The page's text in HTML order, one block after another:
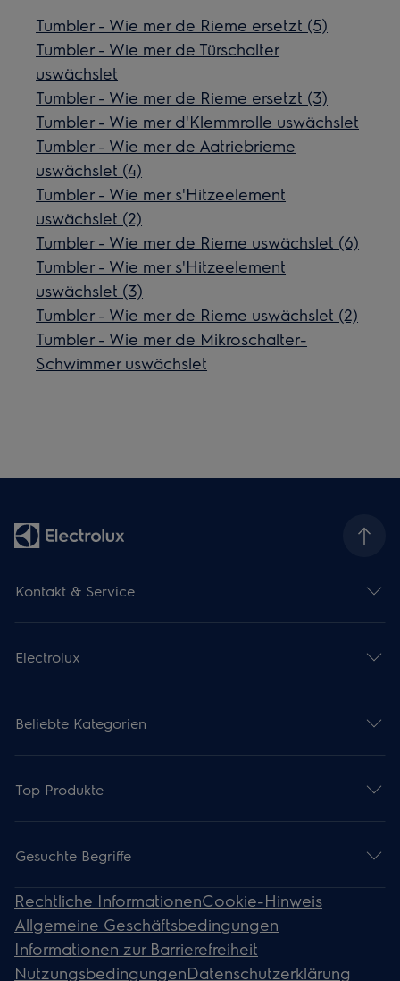
Tumbler - Wie mer de Rieme ersetzt (5)
Tumbler - Wie mer de Türschalter
uswächslet
Tumbler - Wie mer de Rieme ersetzt (3)
Tumbler - Wie mer d'Klemmrolle uswächslet
Tumbler - Wie mer de Aatriebrieme
uswächslet (4)
Tumbler - Wie mer s'Hitzeelement
uswächslet (2)
Tumbler - Wie mer de Rieme uswächslet (6)
Tumbler - Wie mer s'Hitzeelement
uswächslet (3)
Tumbler - Wie mer de Rieme uswächslet (2)
Tumbler - Wie mer de Mikroschalter-
Schwimmer uswächslet
Kontakt & Service
Electrolux
Beliebte Kategorien
Top Produkte
Gesuchte Begriffe
Rechtliche InformationenCookie-Hinweis
Allgemeine Geschäftsbedingungen
Informationen zur Barrierefreiheit
NutzungsbedingungenDatenschutzerklärung